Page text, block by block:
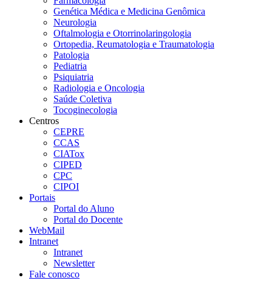
Genética Médica e Medicina Genômica
Neurologia
Oftalmologia e Otorrinolaringologia
Ortopedia, Reumatologia e Traumatologia
Patologia
Pediatria
Psiquiatria
Radiologia e Oncologia
Saúde Coletiva
Tocoginecologia
Centros
CEPRE
CCAS
CIATox
CIPED
CPC
CIPOI
Portais
Portal do Aluno
Portal do Docente
WebMail
Intranet
Intranet
Newsletter
Fale conosco